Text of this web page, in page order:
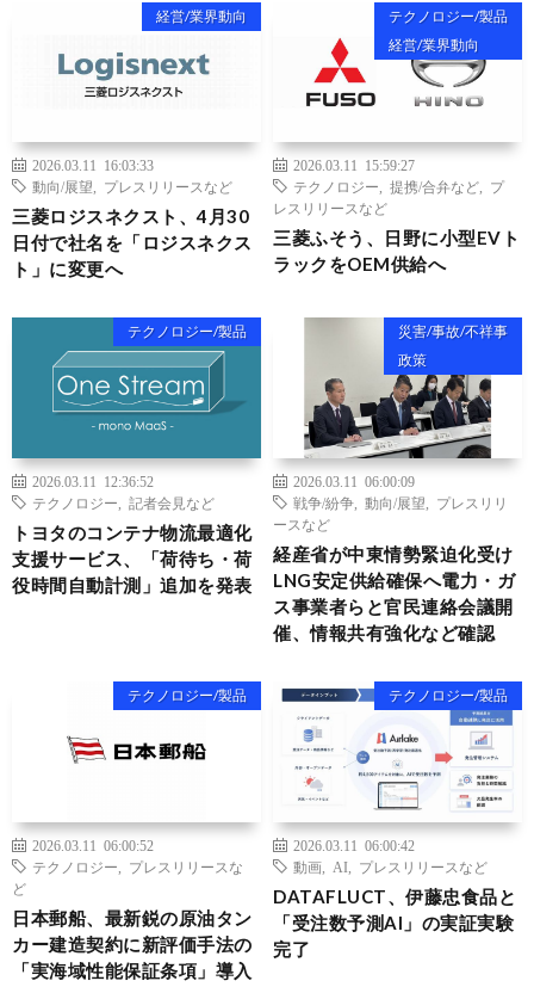
経営/業界動向
2026.03.11 16:03:33
動向/展望
プレスリリースなど
三菱ロジスネクスト、4月30
日付で社名を「ロジスネクス
ト」に変更へ
テクノロジー/製品
経営/業界動向
2026.03.11 15:59:27
テクノロジー
提携/合弁など
プ
レスリリースなど
三菱ふそう、日野に小型EVト
ラックをOEM供給へ
テクノロジー/製品
2026.03.11 12:36:52
テクノロジー
記者会見など
トヨタのコンテナ物流最適化
支援サービス、「荷待ち・荷
役時間自動計測」追加を発表
災害/事故/不祥事
政策
2026.03.11 06:00:09
戦争/紛争
動向/展望
プレスリリ
ースなど
経産省が中東情勢緊迫化受け
LNG安定供給確保へ電力・ガ
ス事業者らと官民連絡会議開
催、情報共有強化など確認
テクノロジー/製品
2026.03.11 06:00:52
テクノロジー
プレスリリースな
ど
日本郵船、最新鋭の原油タン
カー建造契約に新評価手法の
「実海域性能保証条項」導入
テクノロジー/製品
2026.03.11 06:00:42
動画
AI プレスリリースなど
DATAFLUCT、伊藤忠食品と
「受注数予測AI」の実証実験
完了